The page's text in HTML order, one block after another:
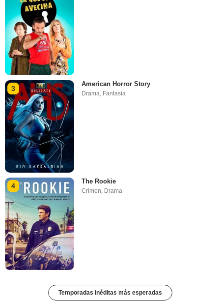
3
American Horror Story
Drama Fantasía
4
The Rookie
Crimen, Drama
Temporadas inéditas más esperadas